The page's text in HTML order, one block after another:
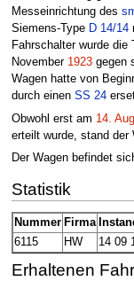
Messeinrichtung des
Siemens-Type D 14/14
Fahrschalter wurde die
November 1923gegen
Wagen hatte von
durch einen SS 24
Obwohl erst am 14.
erteilt wurde, stand der
Der Wagen befindet
Statistik
Nummer Firma
6115
HW 14 09
Erhaltenen